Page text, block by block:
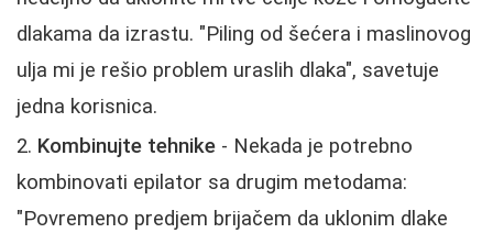
dlakama da izrastu. "Piling od šećera i maslinovog
ulja mi je rešio problem uraslih dlaka", savetuje
jedna korisnica.
Kombinujte tehnike - Nekada je potrebno
kombinovati epilator sa drugim metodama:
"Povremeno predjem brijačem da uklonim dlake